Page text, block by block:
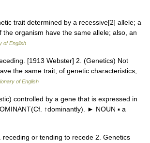
trait determined by a recessive[2] allele; a
organism have the same allele; also, an
of English
[1913 Webster] 2. (Genetics) Not
the same trait; of genetic characteristics,
of English
controlled by a gene that is expressed in
↑dominantly). ► NOUN ▪ a
or tending to recede 2. Genetics